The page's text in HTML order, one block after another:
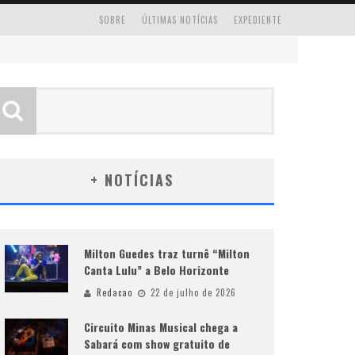
EXPEDIENTE
ÚLTIMAS NOTÍCIAS
SOBRE
+ NOTÍCIAS
Milton Guedes traz turnê “Milton
Canta Lulu” a Belo Horizonte
Redacao 22 de julho de 2026
Circuito Minas Musical chega a
Sabará com show gratuito de